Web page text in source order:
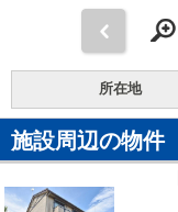
所在地
施設周辺の物件